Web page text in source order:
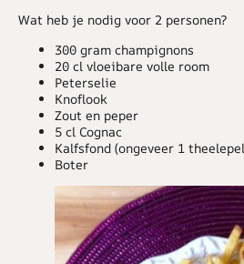
Wat heb je nodig voor 2 personen?
300 gram champignons
20 cl vloeibare volle room
Peterselie
Knoflook
Zout en peper
5 cl Cognac
Kalfsfond (ongeveer 1
Boter